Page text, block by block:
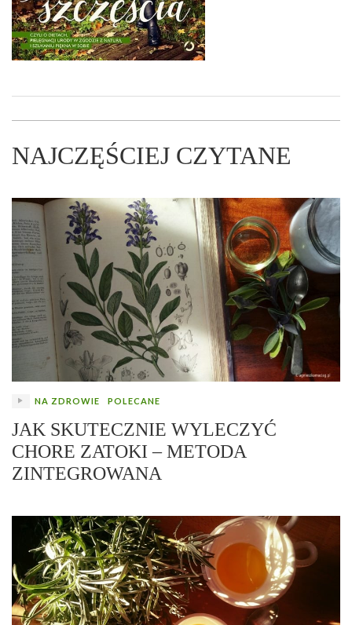
NAJCZĘŚCIEJ CZYTANE
NA ZDROWIE POLECANE
JAK SKUTECZNIE WYLECZYĆ
CHORE ZATOKI – METODA
ZINTEGROWANA